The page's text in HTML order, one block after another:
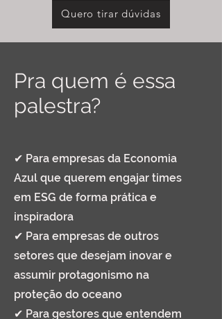
Quero tirar dúvidas
Pra quem é essa
palestra?
✔ Para empresas da Economia
Azul que querem engajar times
em ESG de forma prática e
inspiradora
✔ Para empresas de outros
setores que desejam inovar e
assumir protagonismo na
proteção do oceano
✔ Para gestores que entendem